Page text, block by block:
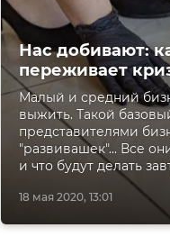
18 мая 2020, 13:01
Нас добивают:
переживает
Малый и средний
выжить. Такой
представителями
"развивашек"... Все
и что будут делать